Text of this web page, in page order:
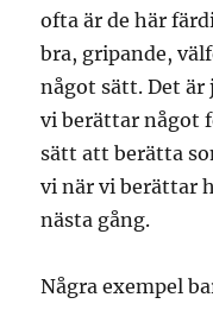
ofta är de här
bra, gripande,
något sätt. Det är
vi berättar något
sätt att berätta
vi när vi berättar
nästa gång.
Några exempel